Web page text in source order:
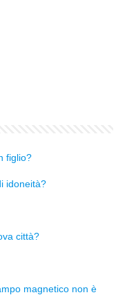
figlio?
idoneità?
città?
magnetico non è